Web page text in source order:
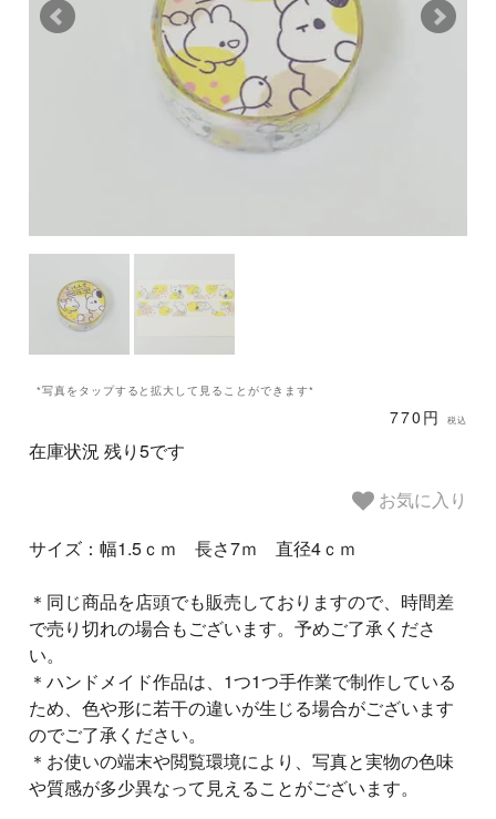
*写真をタップすると拡大して見ることができます*
770円 税込
在庫状況 残り5です
お気に入り
サイズ：幅1.5ｃｍ 長さ7ｍ 直径4ｃｍ
＊同じ商品を店頭でも販売しておりますので、時間差
で売り切れの場合もございます。予めご了承くださ
い。
＊ハンドメイド作品は、1つ1つ手作業で制作している
ため、色や形に若干の違いが生じる場合がございます
のでご了承ください。
＊お使いの端末や閲覧環境により、写真と実物の色味
や質感が多少異なって見えることがございます。